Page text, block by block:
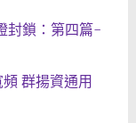
封鎖：第四篇-
群揚資通用